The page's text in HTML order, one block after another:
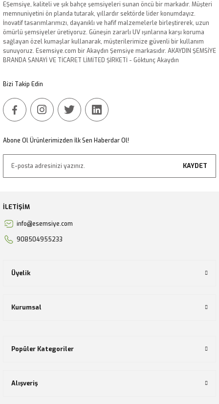
Ürün resmi kalitesiz, bozuk veya görüntülenemiyor.
Ürün açıklamasında eksik bilgiler bulunuyor.
Ürün bilgilerinde hatalar bulunuyor.
Ürün fiyatı diğer sitelerden daha pahalı.
EŞemsiye, kaliteli ve şık bahçe şemsiyeleri sunan öncü bir markadır. Müşteri
memnuniyetini ön planda tutarak, yıllardır sektörde lider konumdayız.
İnovatif tasarımlarımızı, dayanıklı ve hafif malzemelerle birleştirerek, uzun
ömürlü şemsiyeler üretiyoruz. Güneşin zararlı UV ışınlarına karşı koruma
sağlayan özel kumaşlar kullanarak, müşterilerimize güvenli bir kullanım
sunuyoruz. Esemsiye.com bir Akaydın Şemsiye markasıdır. AKAYDIN ŞEMSİYE
BRANDA SANAYİ VE TİCARET LİMİTED ŞİRKETİ - Göktunç Akaydın
Bizi Takip Edin
Abone Ol Ürünlerimizden İlk Sen Haberdar Ol!
KAYDET
İLETİŞİM
info@esemsiye.com
908504955233
Üyelik
Kurumsal
Popüler Kategoriler
Alışveriş